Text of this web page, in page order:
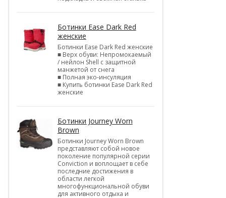
Ботинки Ease Dark Red
женские
Ботинки Ease Dark Red женские
■ Верх обуви: Непромокаемый
/ нейлон Shell c защитной
манжетой от снега
■ Полная эко-инсуляция
■ Купить ботинки Ease Dark Red
женские
Ботинки Journey Worn
Brown
Ботинки Journey Worn Brown
представляют собой новое
поколение популярной серии
Conviction и воплощает в себе
последние достижения в
области легкой
многофункциональной обуви
для активного отдыха и